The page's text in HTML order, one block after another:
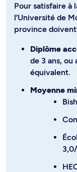
Pour satisfaire à
l’Université de
province
Diplôme
de 3 ans,
équivalent.
Moyenne